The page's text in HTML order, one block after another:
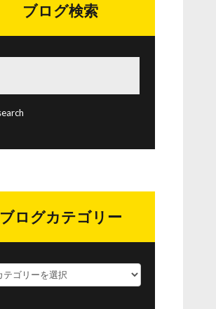
ブログ検索
ブログカテゴリー